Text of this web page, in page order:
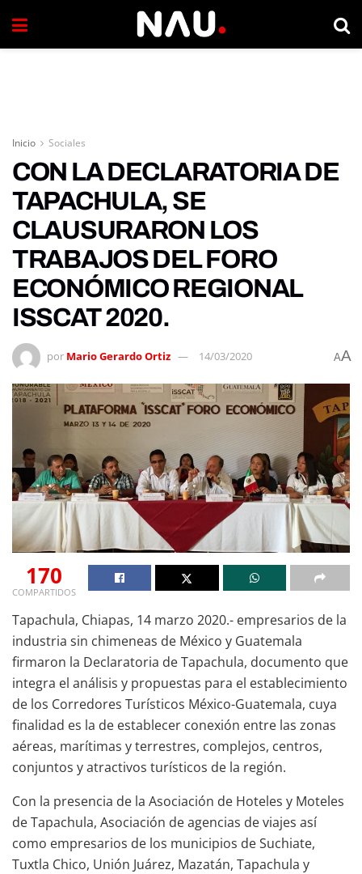
Inicio Sociales
CON LA DECLARATORIA DE
TAPACHULA, SE
CLAUSURARON LOS
TRABAJOS DEL FORO
ECONÓMICO REGIONAL
ISSCAT 2020.
por Mario Gerardo Ortiz 14/03/2020 AA
170
COMPARTIDOS
Tapachula, Chiapas, 14 marzo 2020.- empresarios de la
industria sin chimeneas de México y Guatemala
firmaron la Declaratoria de Tapachula, documento que
integra el análisis y propuestas para el establecimiento
de los Corredores Turísticos México-Guatemala, cuya
finalidad es la de establecer conexión entre las zonas
aéreas, marítimas y terrestres, complejos, centros,
conjuntos y atractivos turísticos de la región.
Con la presencia de la Asociación de Hoteles y Moteles
de Tapachula, Asociación de agencias de viajes así
como empresarios de los municipios de Suchiate,
Tuxtla Chico, Unión Juárez, Mazatán, Tapachula y